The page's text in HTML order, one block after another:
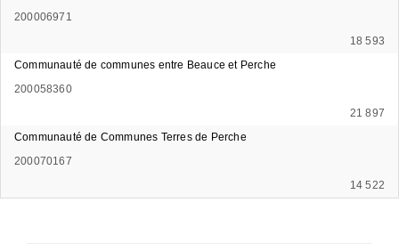
200006971
18 593
Communauté de communes entre Beauce et Perche
200058360
21 897
Communauté de Communes Terres de Perche
200070167
14 522